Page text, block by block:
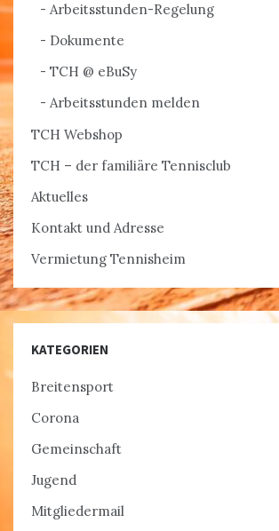
Arbeitsstunden-Regelung
Dokumente
TCH @ eBuSy
Arbeitsstunden melden
TCH Webshop
TCH – der familiäre Tennisclub
Aktuelles
Kontakt und Adresse
Vermietung Tennisheim
KATEGORIEN
Breitensport
Corona
Gemeinschaft
Jugend
Mitgliedermail